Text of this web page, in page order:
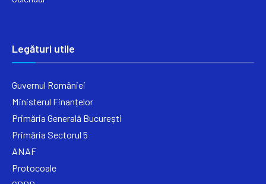
Legături utile
Guvernul României
Ministerul Finanțelor
Primăria Generală București
Primăria Sectorul 5
ANAF
Protocoale